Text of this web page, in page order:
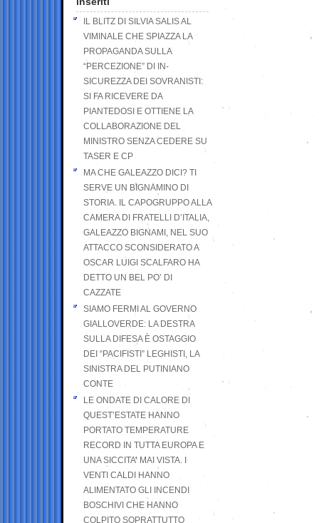
IL BLITZ DI SILVIA SALIS AL
VIMINALE CHE SPIAZZA LA
PROPAGANDA SULLA
“PERCEZIONE” DI IN-
SICUREZZA DEI SOVRANISTI:
SI FA RICEVERE DA
PIANTEDOSI E OTTIENE LA
COLLABORAZIONE DEL
MINISTRO SENZA CEDERE SU
TASER E CP
MA CHE GALEAZZO DICI? TI
SERVE UN BIGNAMINO DI
STORIA. IL CAPOGRUPPO ALLA
CAMERA DI FRATELLI D’ITALIA,
GALEAZZO BIGNAMI, NEL SUO
ATTACCO SCONSIDERATO A
OSCAR LUIGI SCALFARO HA
DETTO UN BEL PO’ DI
CAZZATE
SIAMO FERMI AL GOVERNO
GIALLOVERDE: LA DESTRA
SULLA DIFESA È OSTAGGIO
DEI “PACIFISTI” LEGHISTI, LA
SINISTRA DEL PUTINIANO
CONTE
LE ONDATE DI CALORE DI
QUEST’ESTATE HANNO
PORTATO TEMPERATURE
RECORD IN TUTTA EUROPA E
UNA SICCITA’ MAI VISTA. I
VENTI CALDI HANNO
ALIMENTATO GLI INCENDI
BOSCHIVI CHE HANNO
COLPITO SOPRATTUTTO